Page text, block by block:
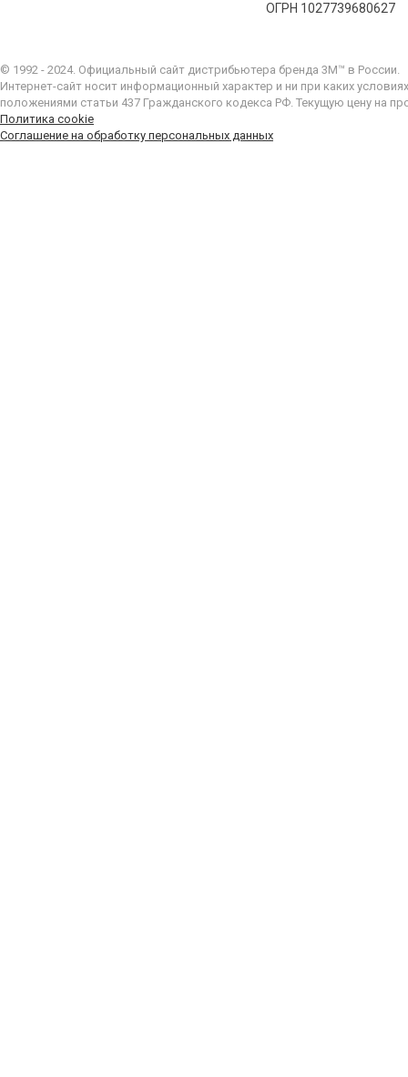
ОГРН 1027739680627
© 1992 - 2024. Официальный сайт дистрибьютера бренда 3M™ в России.
Интернет-сайт носит информационный характер и ни при каких
положениями статьи 437 Гражданского кодекса РФ. Текущую цену на
Политика cookie
Соглашение на обработку персональных данных